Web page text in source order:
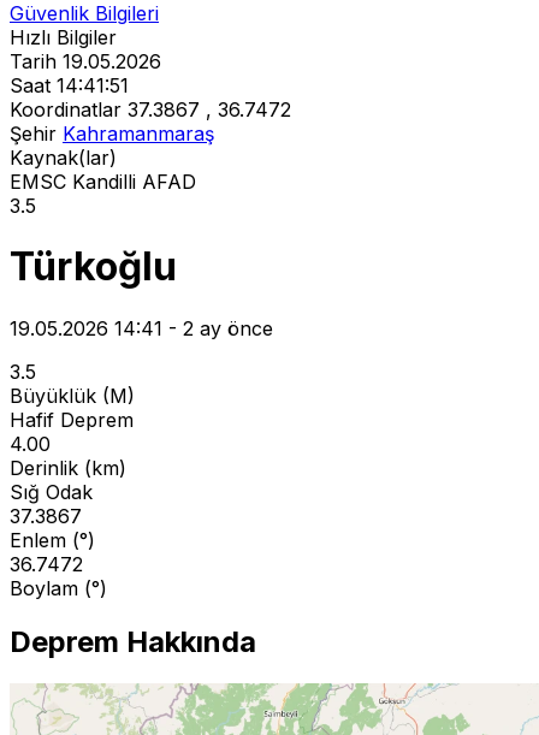
Güvenlik Bilgileri
Hızlı Bilgiler
Tarih 19.05.2026
Saat 14:41:51
Koordinatlar 37.3867 , 36.7472
Şehir Kahramanmaraş
Kaynak(lar)
EMSC Kandilli AFAD
3.5
Türkoğlu
19.05.2026 14:41 - 2 ay önce
3.5
Büyüklük (M)
Hafif Deprem
4.00
Derinlik (km)
Sığ Odak
37.3867
Enlem (°)
36.7472
Boylam (°)
Deprem Hakkında